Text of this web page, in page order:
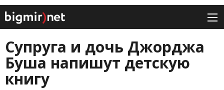
Супруга и дочь Джорджа
Буша напишут детскую
книгу